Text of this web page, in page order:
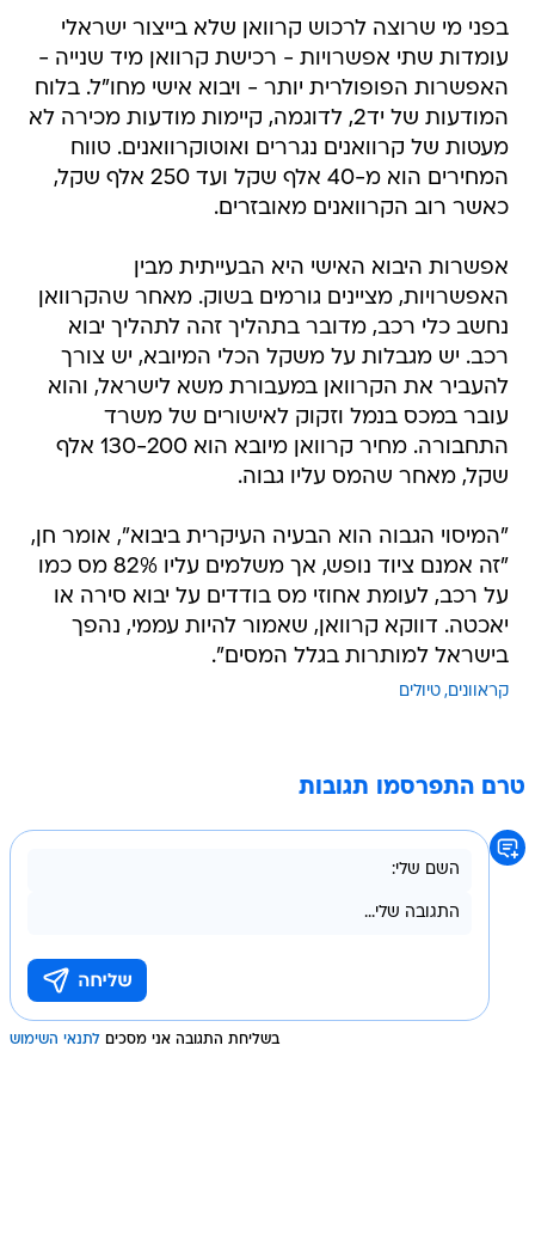
בפני מי שרוצה לרכוש קרוואן שלא בייצור ישראלי
עומדות שתי אפשרויות - רכישת קרוואן מיד שנייה -
האפשרות הפופולרית יותר - ויבוא אישי מחו"ל. בלוח
המודעות של יד2, לדוגמה, קיימות מודעות מכירה לא
מעטות של קרוואנים נגררים ואוטוקרוואנים. טווח
המחירים הוא מ-40 אלף שקל ועד 250 אלף שקל,
כאשר רוב הקרוואנים מאובזרים.
אפשרות היבוא האישי היא הבעייתית מבין
האפשרויות, מציינים גורמים בשוק. מאחר שהקרוואן
נחשב כלי רכב, מדובר בתהליך זהה לתהליך יבוא
רכב. יש מגבלות על משקל הכלי המיובא, יש צורך
להעביר את הקרוואן במעבורת משא לישראל, והוא
עובר במכס בנמל וזקוק לאישורים של משרד
התחבורה. מחיר קרוואן מיובא הוא 130-200 אלף
שקל, מאחר שהמס עליו גבוה.
"המיסוי הגבוה הוא הבעיה העיקרית ביבוא", אומר חן,
"זה אמנם ציוד נופש, אך משלמים עליו 82% מס כמו
על רכב, לעומת אחוזי מס בודדים על יבוא סירה או
יאכטה. דווקא קרוואן, שאמור להיות עממי, נהפך
בישראל למותרות בגלל המסים".
קראוונים טיולים
טרם התפרסמו תגובות
בשליחת התגובה אני מסכים לתנאי השימוש